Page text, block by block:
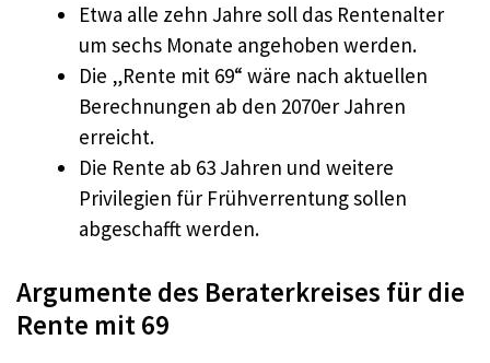
Etwa alle zehn Jahre soll das Rentenalter
um sechs Monate angehoben werden.
Die „Rente mit 69“ wäre nach aktuellen
Berechnungen ab den 2070er Jahren
erreicht.
Die Rente ab 63 Jahren und weitere
Privilegien für Frühverrentung sollen
abgeschafft werden.
Argumente des Beraterkreises für die
Rente mit 69